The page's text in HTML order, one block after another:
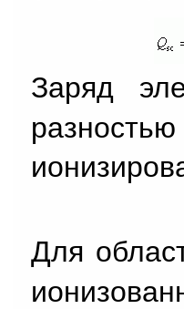
Заряд
Для